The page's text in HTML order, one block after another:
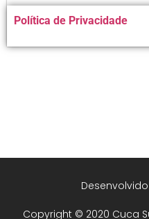
Alternative:
Política de Privacidade
Copyright © 2020 Cuca